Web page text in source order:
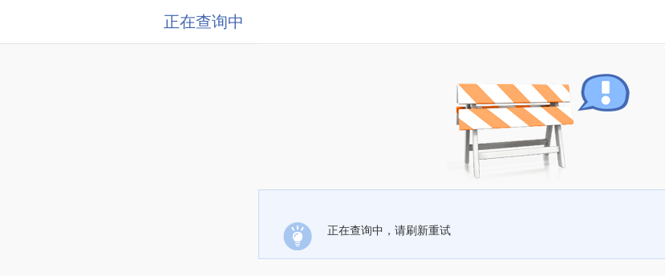
正在查询中
正在查询中，请刷新重试